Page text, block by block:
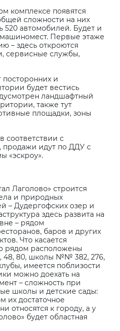
комплексе появятся
сложности на них
520 автомобилей. Будет и
машиномест. Первые этаже
– здесь откроются
сервисные службы,
и
будет вестись
ландшафтный
также тут
площадки, зоны
соответствии с
идут по ДДУ с
«эскроу».
Лаголово» строится
и природных
– Дудергофских озер и
здесь развита на
– рядом
баров и других
Что касается
рядом расположены
48, 80, школы №№ 382, 276,
имеется поблизости
можно доехать на
– сложность при
школы и детские сады:
их достаточное
относятся к городу, а у
будет областная